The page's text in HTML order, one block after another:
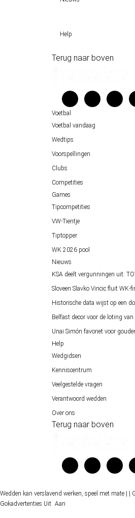
VW-Tientje
WK 2026 pool
Sloveen Slavko Vincic fluit
Help
Wedgidsen
Verantwoord wedden
Over ons
Terug naar boven
Voetbal
Voetbal vandaag
Wedtips
Voorspellingen
Clubs
Competities
Games
Tipcompetities
VW-Tientje
Tiptopper
WK 2026 pool
Nieuws
KSA deelt vergunningen uit:
Sloveen Slavko Vincic fluit WK-
Historische data wijst op een
Belfast decor voor de loting
Unai Simón favoriet voor
Help
Wedgidsen
Kenniscentrum
Veelgestelde vragen
Verantwoord wedden
Over ons
Terug naar boven
Wedden kan verslavend werken, speel met mate | |
Gokadvertenties Uit Aan